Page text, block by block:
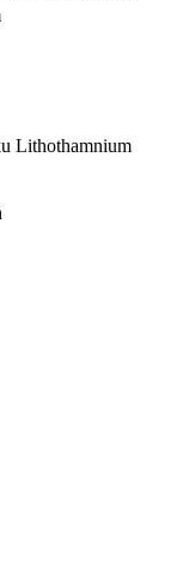
Lithothamnium